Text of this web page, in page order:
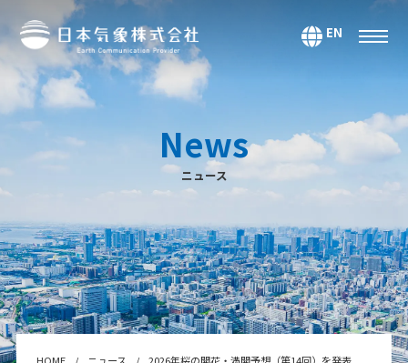
EN
サービス
気候・大気海洋
マーケティング＆アナリティクス
防災・危機管理
データ＆コンテンツ
システムインテグレーション
セミナー・スクール
News
ニュース